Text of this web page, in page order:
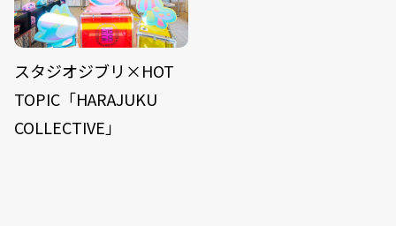
スタジオジブリ×HOT
TOPIC「HARAJUKU
COLLECTIVE」